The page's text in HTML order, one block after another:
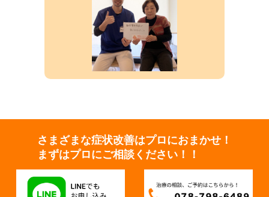
さまざまな症状改善はプロにおまかせ！
まずはプロにご相談ください！！